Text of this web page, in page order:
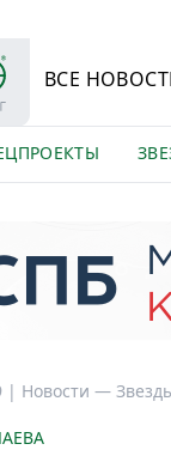
ВСЕ
ИНН: 7831000027
| Новости —